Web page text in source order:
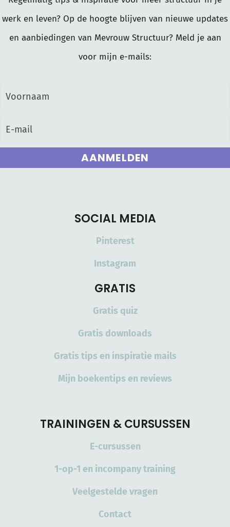
werk en leven? Op de hoogte blijven van nieuwe updates
en aanbiedingen van Mevrouw Structuur? Meld je aan
voor mijn e-mails:
AANMELDEN
SOCIAL MEDIA
Pinterest
Instagram
GRATIS
Gratis quiz
Gratis downloads
Gratis tips en inspiratie mails
Mijn boekentips en reviews
TRAININGEN & CURSUSSEN
E-cursussen
1-op-1 en incompany training
Veelgestelde vragen
Contact